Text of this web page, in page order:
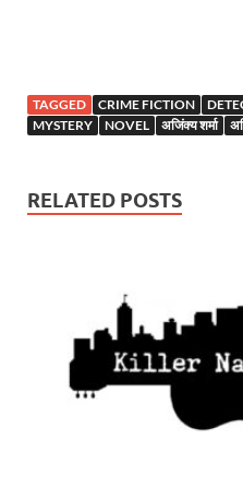
TAGGED CRIME FICTION
MYSTERY
NOVEL अजिंक्य शर्मा
RELATED POSTS